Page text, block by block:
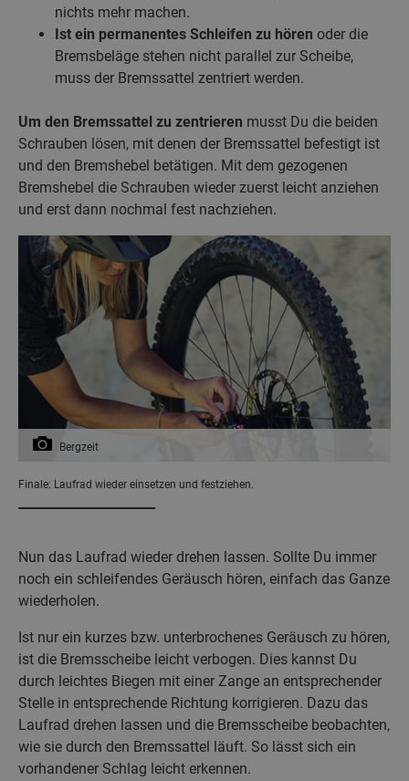
nichts mehr machen.
Ist ein permanentes Schleifen zu hören oder die
Bremsbeläge stehen nicht parallel zur Scheibe,
muss der Bremssattel zentriert werden.
Um den Bremssattel zu zentrieren musst Du die beiden
Schrauben lösen, mit denen der Bremssattel befestigt ist
und den Bremshebel betätigen. Mit dem gezogenen
Bremshebel die Schrauben wieder zuerst leicht anziehen
und erst dann nochmal fest nachziehen.
Bergzeit
Finale: Laufrad wieder einsetzen und festziehen.
Nun das Laufrad wieder drehen lassen. Sollte Du immer
noch ein schleifendes Geräusch hören, einfach das Ganze
wiederholen.
Ist nur ein kurzes bzw. unterbrochenes Geräusch zu hören,
ist die Bremsscheibe leicht verbogen. Dies kannst Du
durch leichtes Biegen mit einer Zange an entsprechender
Stelle in entsprechende Richtung korrigieren. Dazu das
Laufrad drehen lassen und die Bremsscheibe beobachten,
wie sie durch den Bremssattel läuft. So lässt sich ein
vorhandener Schlag leicht erkennen.